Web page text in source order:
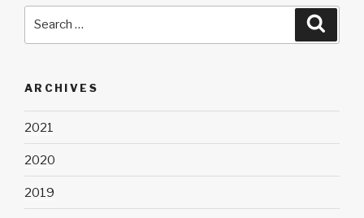
ARCHIVES
2021
2020
2019